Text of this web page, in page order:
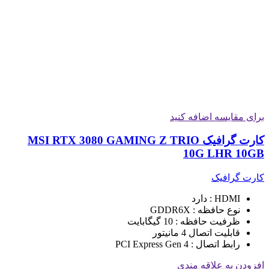
برای مقایسه اضافه کنید
کارت گرافیک MSI RTX 3080 GAMING Z TRIO
10G LHR 10GB
کارت گرافیک
HDMI : دارد
نوع حافظه : GDDR6X
ظرفیت حافظه : 10 گیگابایت
قابلیت اتصال 4 مانیتور
رابط اتصال : PCI Express Gen 4
افزودن به علاقه مندی